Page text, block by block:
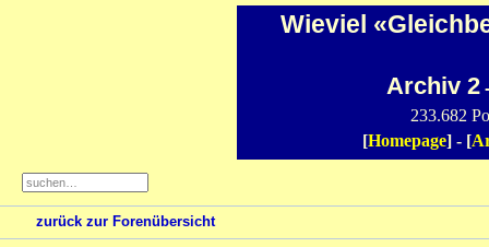
Wieviel
Archiv 2
233.682
[Homepage] - [
zurück zur Forenübersicht